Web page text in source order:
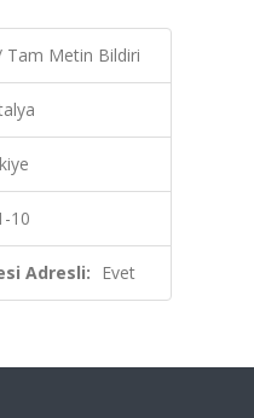
Tam Metin Bildiri
10
Adresli: Evet